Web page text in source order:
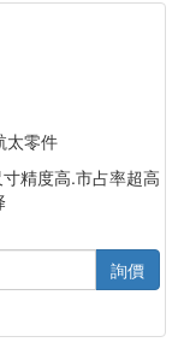
太零件
精度高.市占率超高
詢價